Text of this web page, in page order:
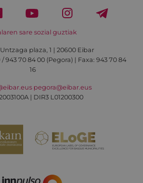
sare sozial guztiak
plaza, 1 | 20600 Eibar
/ 943 70 84 00 (Pegora) | Faxa: 943 70 84
16
pegora@eibar.eus
| DIR3 L01200300